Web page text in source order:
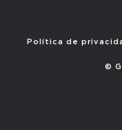
Política de
©